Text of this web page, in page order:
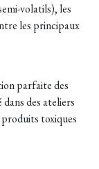
volatils), les
les principaux
parfaite des
des ateliers
toxiques